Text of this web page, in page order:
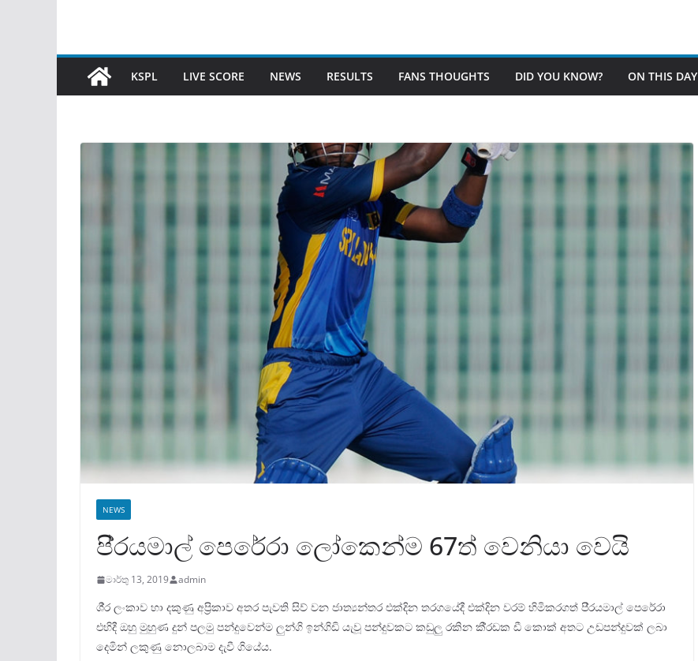
KSPL LIVE SCORE NEWS RESULTS FANS THOUGHTS DID YOU KNOW? ON THIS DAY
NEWS
පි‍්‍රයමාල් පෙරේරා ලෝකෙන්ම 67ත් වෙනියා වෙයි
මාර්තු 13, 2019 admin
ශී‍්‍ර ලංකාව හා දකුණු අප‍්‍රිකාව අතර පැවති සිව් වන ජාත්‍යන්තර එක්දින තරගයේදී එක්දින වරම් හිමිකරගත් පි‍්‍රයමාල් පෙරේරා
එහිදී ඔහු මුහුණ දුන් පලමු පන්දුවෙන්ම ලුන්ගි ඉන්ගිඩි යැවූ පන්දුවකට කඩුලු රකින කී‍්‍රඩක ඩී කොක් අතට උඩපන්දුවක් ලබා
දෙමින් ලකුණු නොලබාම දැවී ගියේය.